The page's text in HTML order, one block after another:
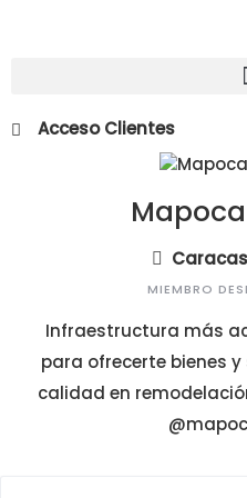
Acceso Clientes
MIEMBRO
Infraestructura más
para ofrecerte bienes
calidad en